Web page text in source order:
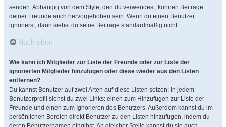
senden. Abhängig von dem Style, den du verwendest, können Beiträge
deiner Freunde auch hervorgehoben sein. Wenn du einen Benutzer
ignorierst, dann siehst du seine Beiträge standardmäßig nicht.
Nach oben
Wie kann ich Mitglieder zur Liste der Freunde oder zur Liste der
ignorierten Mitglieder hinzufügen oder diese wieder aus den Listen
entfernen?
Du kannst Benutzer auf zwei Arten auf diese Listen setzen: In jedem
Benutzerprofil siehst du zwei Links: einen zum Hinzufügen zur Liste der
Freunde und einen zum Ignorieren des Benutzers. Außerdem kannst du im
persönlichen Bereich direkt Benutzer zu den Listen hinzufügen, indem du